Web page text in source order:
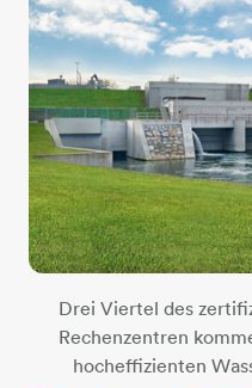
Drei Viertel des
Rechenzentren
hocheffizienten